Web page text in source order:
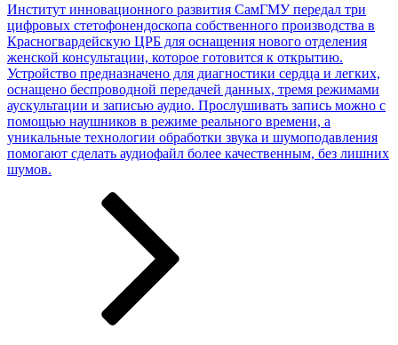
Институт инновационного развития СамГМУ передал три
цифровых стетофонендоскопа собственного производства в
Красногвардейскую ЦРБ для оснащения нового отделения
женской консультации, которое готовится к открытию.
Устройство предназначено для диагностики сердца и легких,
оснащено беспроводной передачей данных, тремя режимами
аускультации и записью аудио. Прослушивать запись можно с
помощью наушников в режиме реального времени, а
уникальные технологии обработки звука и шумоподавления
помогают сделать аудиофайл более качественным, без лишних
шумов.